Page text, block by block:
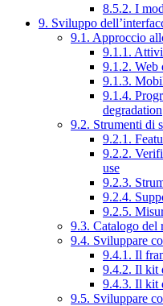
8.5.2. I
9. Sviluppo
9.1. Approccio
9.1.1.
9.1.2. Web
9.1.3.
9.1.4.
degradation
9.2. Strumenti di
9.2.1.
9.2.2.
use
9.2.3.
9.2.4.
9.2.5.
9.3. Catalogo del
9.4. Sviluppare
9.4.1. Il
9.4.2. Il kit
9.4.3. Il kit
9.5. Sviluppare